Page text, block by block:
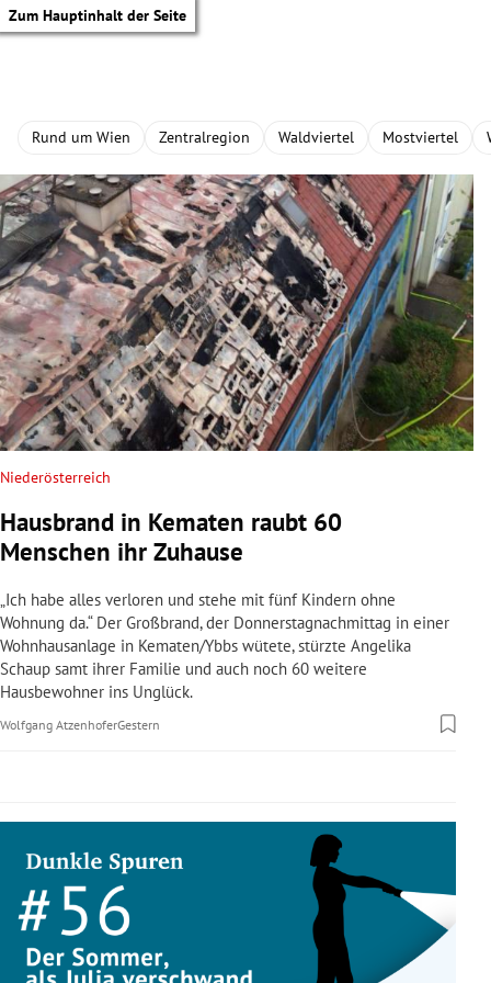
Zum Hauptinhalt der Seite
Untermenü
Untermenü
Untermenü
Untermenü
Untermenü
Untermenü
Untermenü
Rund um Wien Zentralregion Waldviertel Mostviertel
Niederösterreich
Hausbrand in Kematen raubt 60
Menschen ihr Zuhause
„Ich habe alles verloren und stehe mit fünf Kindern ohne
Wohnung da.“ Der Großbrand, der Donnerstagnachmittag in einer
Wohnhausanlage in Kematen/Ybbs wütete, stürzte Angelika
Schaup samt ihrer Familie und auch noch 60 weitere
Hausbewohner ins Unglück.
Wolfgang AtzenhoferGestern